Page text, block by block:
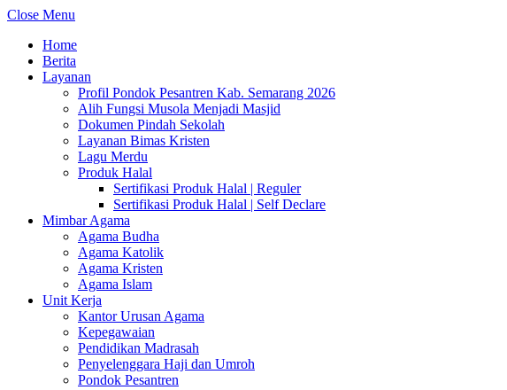
Close Menu
Home
Berita
Layanan
Profil Pondok Pesantren Kab. Semarang 2026
Alih Fungsi Musola Menjadi Masjid
Dokumen Pindah Sekolah
Layanan Bimas Kristen
Lagu Merdu
Produk Halal
Sertifikasi Produk Halal | Reguler
Sertifikasi Produk Halal | Self Declare
Mimbar Agama
Agama Budha
Agama Katolik
Agama Kristen
Agama Islam
Unit Kerja
Kantor Urusan Agama
Kepegawaian
Pendidikan Madrasah
Penyelenggara Haji dan Umroh
Pondok Pesantren